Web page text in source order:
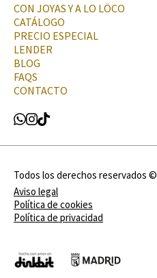
CON JOYAS Y A LO LÖCO
CATÁLOGO
PRECIO ESPECIAL
LENDER
BLOG
FAQS
CONTACTO
Todos los derechos reservados ©
Aviso legal
Política de cookies
Política de privacidad